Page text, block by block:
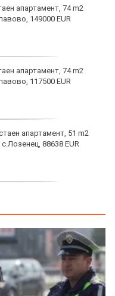
апартамент, 74 m2
149000 EUR
апартамент, 74 m2
117500 EUR
апартамент, 51 m2
88638 EUR